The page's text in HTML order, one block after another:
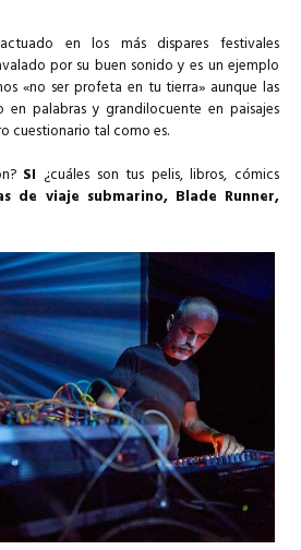
en los más dispares festivales
por su buen sonido y es un ejemplo
«no ser profeta en tu tierra» aunque las
en palabras y grandilocuente en paisajes
cuestionario tal como es.
SI ¿cuáles son tus pelis, libros, cómics
de viaje submarino, Blade Runner,